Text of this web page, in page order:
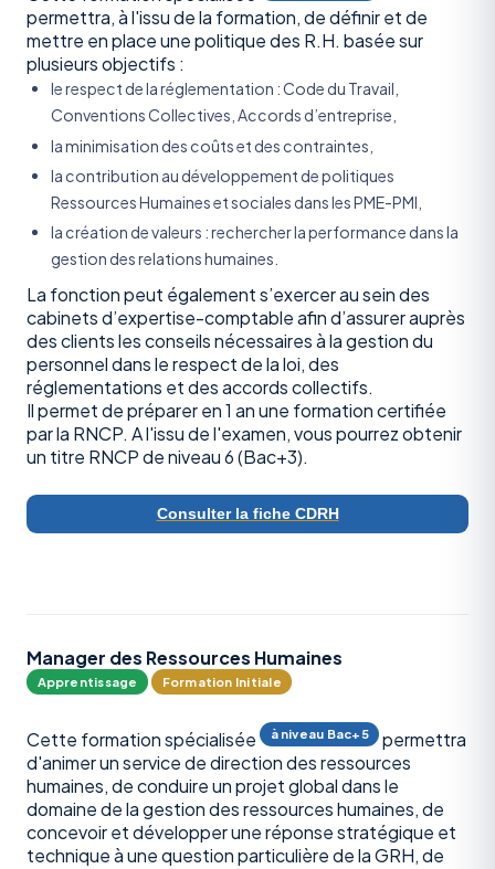
permettra, à l'issu de la formation, de définir et de
mettre en place une politique des R.H. basée sur
plusieurs objectifs :
le respect de la réglementation : Code du Travail,
Conventions Collectives, Accords d’entreprise,
la minimisation des coûts et des contraintes,
la contribution au développement de politiques
Ressources Humaines et sociales dans les PME-PMI,
la création de valeurs : rechercher la performance dans la
gestion des relations humaines.
La fonction peut également s’exercer au sein des
cabinets d’expertise-comptable afin d’assurer auprès
des clients les conseils nécessaires à la gestion du
personnel dans le respect de la loi, des
réglementations et des accords collectifs.
Il permet de préparer en 1 an une formation certifiée
par la RNCP. A l'issu de l'examen, vous pourrez obtenir
un titre RNCP de niveau 6 (Bac+3).
Consulter la fiche CDRH
Manager des Ressources Humaines
Apprentissage Formation Initiale
Cette formation spécialisée à niveau Bac+5
permettra
d'animer un service de direction des ressources
humaines, de conduire un projet global dans le
domaine de la gestion des ressources humaines, de
concevoir et développer une réponse stratégique et
technique à une question particulière de la GRH, de